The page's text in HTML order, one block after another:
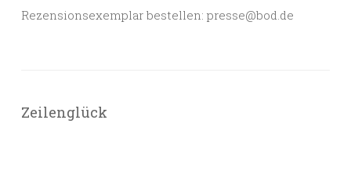
Rezensionsexemplar bestellen: presse@bod.de
Zeilenglück